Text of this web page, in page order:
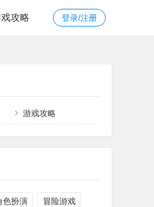
登录/注册
攻略
游戏攻略
色扮演 冒险游戏